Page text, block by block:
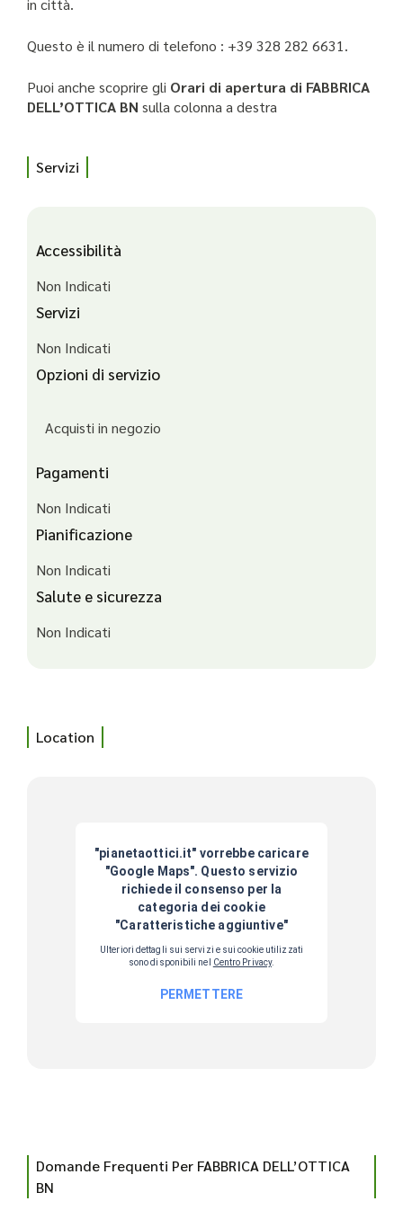
in città.
Questo è il numero di telefono : +39 328 282 6631.
Puoi anche scoprire gli Orari di apertura di FABBRICA
DELL’OTTICA BN sulla colonna a destra
Servizi
Accessibilità
Non Indicati
Servizi
Non Indicati
Opzioni di servizio
Acquisti in negozio
Pagamenti
Non Indicati
Pianificazione
Non Indicati
Salute e sicurezza
Non Indicati
Location
Domande Frequenti Per FABBRICA DELL’OTTICA
BN